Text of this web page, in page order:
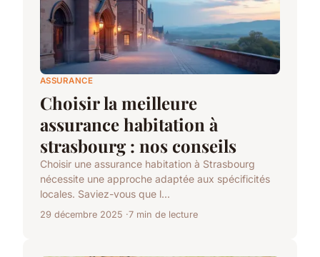
ASSURANCE
Choisir la meilleure
assurance habitation à
strasbourg : nos conseils
Choisir une assurance habitation à Strasbourg
nécessite une approche adaptée aux spécificités
locales. Saviez-vous que l...
29 décembre 2025 7 min de lecture